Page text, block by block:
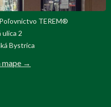
TEREM®
ulica 2
Bystrica
mape →